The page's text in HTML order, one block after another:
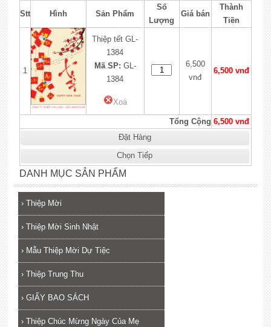
Stt Hình Sản Phẩm
Số
Lượng
Giá bán
Thành
Tiền
1
Thiệp tết GL-
1384
Mã SP: GL-
1384
Xoá
6,500
vnđ
6,500 vnđ
Tổng Cộng 6,500 vnđ
Đặt Hàng
Chọn Tiếp
DANH MỤC SẢN PHẨM
› Thiệp Mời
› Thiệp Mời Sinh Nhật
› Mẫu Thiệp Mời Dự Tiệc
› Thiệp Trung Thu
› GIẤY BAO SÁCH
› Thiệp Chúc Mừng Ngày Của Mẹ